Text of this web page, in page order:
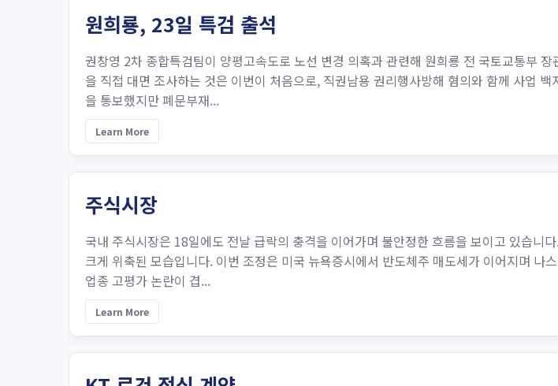
원희룡, 23일 특검 출석
권창영 2차 종합특검팀이 양평고속도로 노선 변경 의혹과 관련해 원희룡 전 국토교통부
을 직접 대면 조사하는 것은 이번이 처음으로, 직권남용 권리행사방해 혐의와 함께 사업
을 통보했지만 폐문부재...
Learn More
주식시장
국내 주식시장은 18일에도 전날 급락의 충격을 이어가며 불안정한 흐름을 보이고 있습
크게 위축된 모습입니다. 이번 조정은 미국 뉴욕증시에서 반도체주 매도세가 이어지며
업종 고평가 논란이 겹...
Learn More